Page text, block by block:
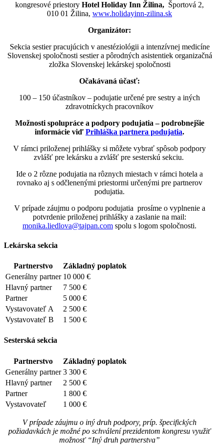
kongresové priestory Hotel Holiday Inn Žilina, Športová 2,
010 01 Žilina, www.holidayinn-zilina.sk
Organizátor:
Sekcia sestier pracujúcich v anestéziológii a intenzívnej medicíne
Slovenskej spoločnosti sestier a pôrodných asistentiek organizačná
zložka Slovenskej lekárskej spoločnosti
Očakávaná účasť:
100 – 150 účastníkov – podujatie určené pre sestry a iných
zdravotníckych pracovníkov
Možnosti spolupráce a podpory podujatia – podrobnejšie
informácie viď Prihláška partnera podujatia.
V rámci priloženej prihlášky si môžete vybrať spôsob podpory
zvlášť pre lekársku a zvlášť pre sesterskú sekciu.
Ide o 2 rôzne podujatia na rôznych miestach v rámci hotela a
rovnako aj s odčlenenými priestormi určenými pre partnerov
podujatia.
V prípade záujmu o podporu podujatia prosíme o vyplnenie a
potvrdenie priloženej prihlášky a zaslanie na mail:
monika.liedlova@tajpan.com spolu s logom spoločnosti.
Lekárska sekcia
Partnerstvo
Základný poplatok
Generálny partner 10 000 €
Hlavný partner
7 500 €
Partner
5 000 €
Vystavovateľ A
2 500 €
Vystavovateľ B
1 500 €
Sesterská sekcia
Partnerstvo
Základný poplatok
Generálny partner 3 300 €
Hlavný partner
2 500 €
Partner
1 800 €
Vystavovateľ
1 000 €
V prípade záujmu o iný druh podpory, príp. špecifických
požiadavkách je možné po schválení prezidentom kongresu využiť
možnosť “Iný druh partnerstva”